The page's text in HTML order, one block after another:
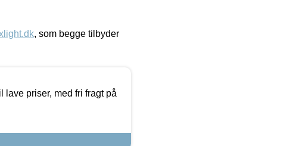
, som begge tilbyder
lave priser, med fri fragt på